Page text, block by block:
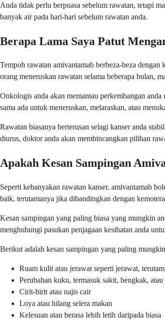
Anda tidak perlu berpuasa sebelum rawatan, tetapi
banyak air pada hari-hari sebelum rawatan anda.
Berapa Lama Saya Patut
Tempoh rawatan amivantamab berbeza-beza dengan
orang meneruskan rawatan selama beberapa bulan,
Onkologis anda akan memantau perkembangan
sama ada untuk meneruskan, melaraskan, atau
Rawatan biasanya berterusan selagi kanser anda
diurus, doktor anda akan membincangkan pilihan
Apakah Kesan Sampingan
Seperti kebanyakan rawatan kanser, amivantamab
baik, terutamanya jika dibandingkan dengan
Kesan sampingan yang paling biasa yang mungkin
menghubungi pasukan penjagaan kesihatan anda
Berikut adalah kesan sampingan yang paling
Ruam kulit atau jerawat seperti jerawat,
Perubahan kuku, termasuk sakit, bengkak,
Cirit-birit atau najis cair
Loya atau hilang selera makan
Kelesuan atau berasa lebih letih daripada biasa